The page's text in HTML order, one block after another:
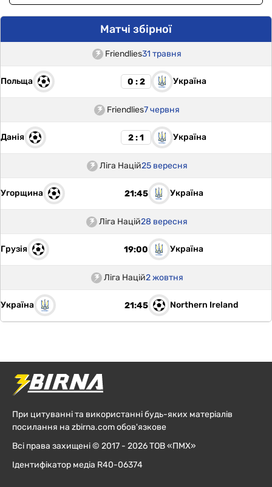
Матчі збірної
Friendlies31 травня
Польща 0 : 2 Україна
Friendlies7 червня
Данія 2 : 1 Україна
Ліга Націй25 вересня
Угорщина 21:45 Україна
Ліга Націй28 вересня
Грузія 19:00 Україна
Ліга Націй2 жовтня
Україна 21:45 Northern Ireland
При цитуванні та використанні будь-яких матеріалів
посилання на zbirna.com обов'язкове
Всі права захищені © 2017 - 2026 ТОВ «ПМХ»
Ідентифікатор медіа R40-06374